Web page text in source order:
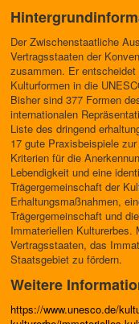
Der Zwischenstaatliche
Vertragsstaaten der
zusammen. Er
Kulturformen in die
Bisher sind 377 Formen
internationalen
Liste des dringend
17 gute Praxisbeispiele
Kriterien für die
Lebendigkeit und eine
Trägergemeinschaft der
Erhaltungsmaßnahmen,
Trägergemeinschaft und
Immateriellen
Vertragsstaaten, das
Staatsgebiet zu fördern.
Weitere
https://www.unesco.de/